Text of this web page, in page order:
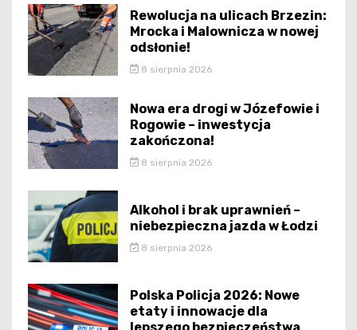
Rewolucja na ulicach Brzezin:
Mrocka i Malownicza w nowej
odsłonie!
8 sierpnia 2026
Nowa era drogi w Józefowie i
Rogowie – inwestycja
zakończona!
8 sierpnia 2026
Alkohol i brak uprawnień –
niebezpieczna jazda w Łodzi
8 sierpnia 2026
Polska Policja 2026: Nowe
etaty i innowacje dla
lepszego bezpieczeństwa